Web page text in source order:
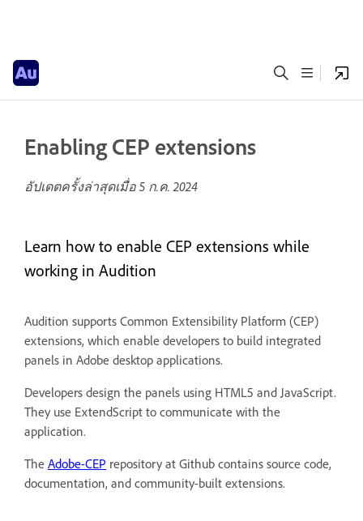
Enabling CEP extensions
อัปเดตครั้งล่าสุดเมื่อ 5 ก.ค. 2024
Learn how to enable CEP extensions while
working in Audition
Audition supports Common Extensibility Platform (CEP)
extensions, which enable developers to build integrated
panels in Adobe desktop applications.
Developers design the panels using HTML5 and JavaScript.
They use ExtendScript to communicate with the
application.
The Adobe-CEP repository at Github contains source code,
documentation, and community-built extensions.